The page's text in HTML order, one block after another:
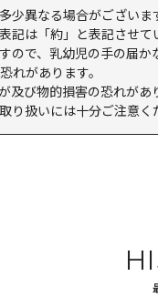
異なる場合がございま
は「約」と表記させて
で、乳幼児の手の届か
があります。
び物的損害の恐れがあ
扱いには十分ご注意く